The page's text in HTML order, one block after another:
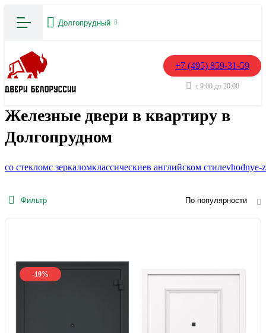
Долгопрудный
+7 (495) 859-31-59
с 9:00 до 20:00
Железные двери в квартиру в
Долгопрудном
со стекломс зеркаломклассическиев английском стилеvhodnye-
Фильтр По популярности
-10%